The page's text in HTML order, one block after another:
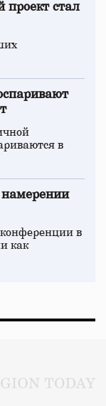
проект стал
в
в
как